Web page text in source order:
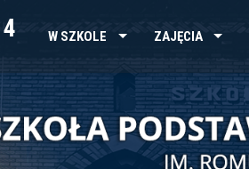
W SZKOLE ZAJĘCIA